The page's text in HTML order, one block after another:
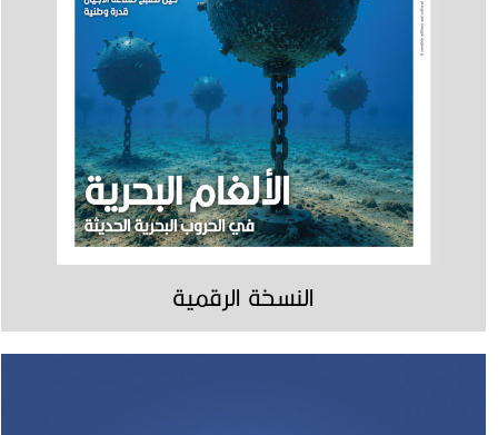
النسخة الرقمية